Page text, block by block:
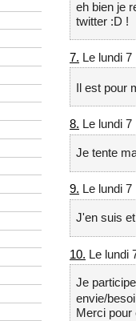
eh bien je
twitter :D !
7. Le lundi
Il est pour
8. Le lundi
Je tente
9. Le lundi
J'en suis
10. Le lundi
Je
envie/
Merci pour